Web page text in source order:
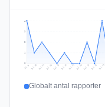
1
2
3
4
Jul 9 Jul 10 Jul 11 Jul 12 Jul 13 Jul 14 Jul 15 Jul 16 Jul 17 Jul 18 Jul 19
Globalt antal rapporter